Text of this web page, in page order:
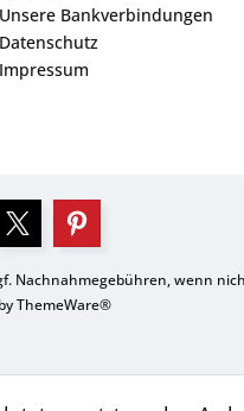
Unsere Bankverbindungen
Datenschutz
Impressum
Nachnahmegebühren, wenn
ThemeWare®